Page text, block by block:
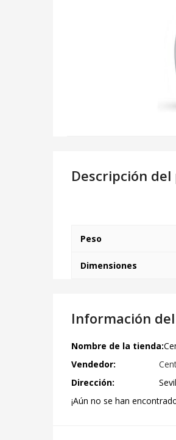
Descripción
Peso
Dimensiones
Información
Nombre de la tienda:
Vendedor:
Dirección:
¡Aún no se han